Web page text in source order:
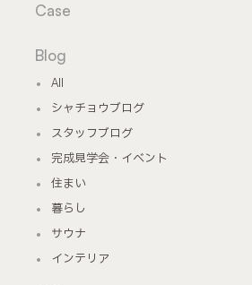
Case
Blog
All
シャチョウブログ
スタッフブログ
完成見学会・イベント
住まい
暮らし
サウナ
インテリア